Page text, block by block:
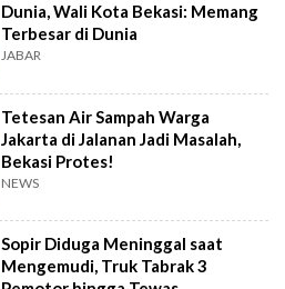
Dunia, Wali Kota Bekasi: Memang
Terbesar di Dunia
JABAR
Tetesan Air Sampah Warga
Jakarta di Jalanan Jadi Masalah,
Bekasi Protes!
NEWS
Sopir Diduga Meninggal saat
Mengemudi, Truk Tabrak 3